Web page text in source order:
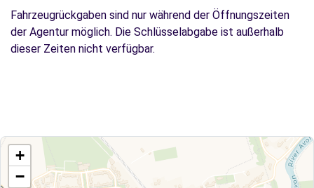
Fahrzeugrückgaben sind nur während der Öffnungszeiten
der Agentur möglich. Die Schlüsselabgabe ist außerhalb
dieser Zeiten nicht verfügbar.
+
−